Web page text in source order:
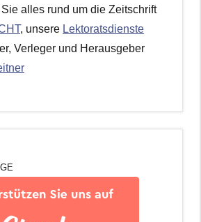
alles rund um die Zeitschrift
, unsere Lektoratsdienste
Verleger und Herausgeber